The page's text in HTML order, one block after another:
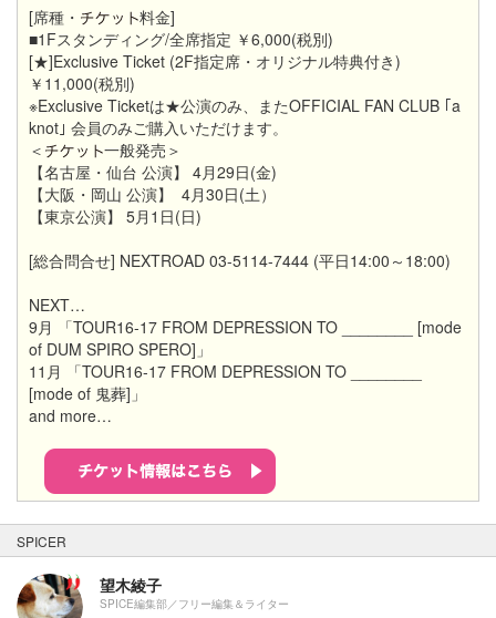
[席種・
料金]
■1Fスタンディング/全席指定 ￥6,000(税別)
[★]Exclusive Ticket (2F指定席・オリジナル特典付き)
￥11,000(税別)
※Exclusive Ticketは★公演のみ、またOFFICIAL FAN CLUB ｢a
knot｣ 会員のみご購入いただけます。
＜
一般発売＞
【名古屋・仙台 公演】 4月29日(金)
【大阪・岡山 公演】 4月30日(土）
【東京公演】 5月1日(日)
[総合問合せ] NEXTROAD 03-5114-7444 (平日14:00～18:00)
NEXT…
9月 「TOUR16-17 FROM DEPRESSION TO ________ [mode
of DUM SPIRO SPERO]」
11月 「TOUR16-17 FROM DEPRESSION TO ________
[mode of 鬼葬]」
and more…
SPICER
望木綾子
SPICE編集部／フリー編集＆ライター